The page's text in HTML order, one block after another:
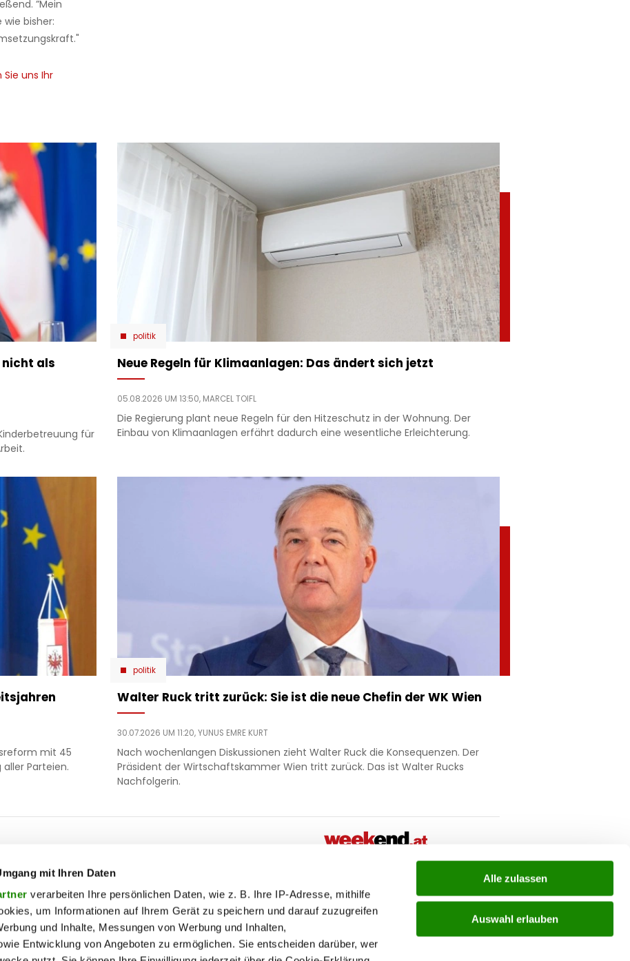
mit Ihren Daten
verarbeiten Ihre persönlichen Daten, wie z. B. Ihre IP-Adresse, mithilfe
um Informationen auf Ihrem Gerät zu speichern und darauf zuzugreifen
und Inhalte, Messungen von Werbung und Inhalten,
Entwicklung von Angeboten zu ermöglichen. Sie entscheiden darüber, wer
Alle zulassen
Auswahl erlauben
”Mein
bisher:
Sie uns Ihr
nicht als
für
politik
Neue Regeln für Klimaanlagen: Das ändert sich jetzt
05.08.2026 UM 13:50, MARCEL TOIFL
Die Regierung plant neue Regeln für den Hitzeschutz in der Wohnung. Der
Einbau von Klimaanlagen erfährt dadurch eine wesentliche Erleichterung.
mit 45
Parteien.
politik
Walter Ruck tritt zurück: Sie ist die neue Chefin der WK Wien
30.07.2026 UM 11:20,YUNUS EMRE KURT
Nach wochenlangen Diskussionen zieht Walter Ruck die Konsequenzen. Der
Präsident der Wirtschaftskammer Wien tritt zurück. Das ist Walter Rucks
Nachfolgerin.
politik
reise
society
sport
unterhaltung
Social